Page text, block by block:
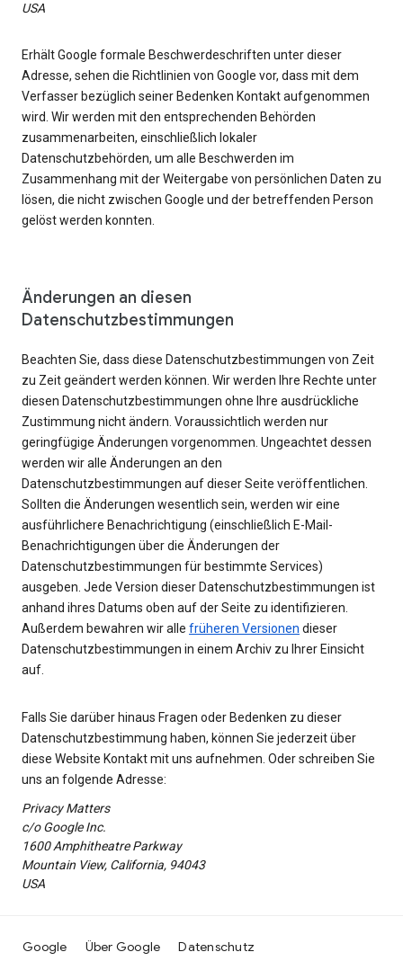
USA
Erhält Google formale Beschwerdeschriften unter dieser
Adresse, sehen die Richtlinien von Google vor, dass mit dem
Verfasser bezüglich seiner Bedenken Kontakt aufgenommen
wird. Wir werden mit den entsprechenden Behörden
zusammenarbeiten, einschließlich lokaler
Datenschutzbehörden, um alle Beschwerden im
Zusammenhang mit der Weitergabe von persönlichen Daten zu
lösen, die nicht zwischen Google und der betreffenden Person
gelöst werden konnten.
Änderungen an diesen
Datenschutzbestimmungen
Beachten Sie, dass diese Datenschutzbestimmungen von Zeit
zu Zeit geändert werden können. Wir werden Ihre Rechte unter
diesen Datenschutzbestimmungen ohne Ihre ausdrückliche
Zustimmung nicht ändern. Voraussichtlich werden nur
geringfügige Änderungen vorgenommen. Ungeachtet dessen
werden wir alle Änderungen an den
Datenschutzbestimmungen auf dieser Seite veröffentlichen.
Sollten die Änderungen wesentlich sein, werden wir eine
ausführlichere Benachrichtigung (einschließlich E-Mail-
Benachrichtigungen über die Änderungen der
Datenschutzbestimmungen für bestimmte Services)
ausgeben. Jede Version dieser Datenschutzbestimmungen ist
anhand ihres Datums oben auf der Seite zu identifizieren.
Außerdem bewahren wir alle früheren Versionen dieser
Datenschutzbestimmungen in einem Archiv zu Ihrer Einsicht
auf.
Falls Sie darüber hinaus Fragen oder Bedenken zu dieser
Datenschutzbestimmung haben, können Sie jederzeit über
diese Website Kontakt mit uns aufnehmen. Oder schreiben Sie
uns an folgende Adresse:
Privacy Matters
c/o Google Inc.
1600 Amphitheatre Parkway
Mountain View, California, 94043
USA
Google Über Google Datenschutz